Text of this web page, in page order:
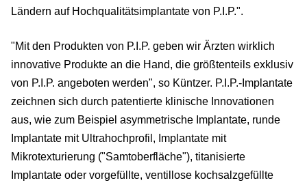
Ländern auf Hochqualitätsimplantate von P.I.P.".
"Mit den Produkten von P.I.P. geben wir Ärzten wirklich
innovative Produkte an die Hand, die größtenteils exklusiv
von P.I.P. angeboten werden", so Küntzer. P.I.P.-Implantate
zeichnen sich durch patentierte klinische Innovationen
aus, wie zum Beispiel asymmetrische Implantate, runde
Implantate mit Ultrahochprofil, Implantate mit
Mikrotexturierung ("Samtoberfläche"), titanisierte
Implantate oder vorgefüllte, ventillose kochsalzgefüllte